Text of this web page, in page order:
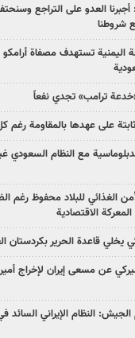
العدو على التراجع
شروطنا
اليمنية تستهدف مصفاة
ترامب» تجدي نفعاً
على عهدها بالمقاومة رغم
مع النظام
الغذائي للبلاد محفوظ رغم
الاقتصادية
يخلي قاعدة الحرير بكردستان
عن مسعى إيران لإخراج
النظام الإيراني